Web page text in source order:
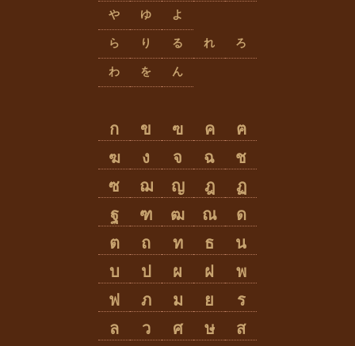
や ゆ よ
ら り る れ ろ
わ を ん
ก ข ฃ ค
ฅ
ฆ
ง จ ฉ
ช
ซ
ฌ ญ ฎ
ฏ
ฐ
ฑ ฒ ณ
ด
ต
ถ ท ธ
น
บ
ป ผ ฝ
พ
ฟ
ภ ม ย
ร
ล
ว ศ ษ
ส